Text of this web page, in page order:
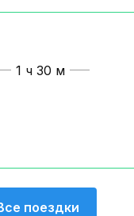
1 ч 30 м
поездки